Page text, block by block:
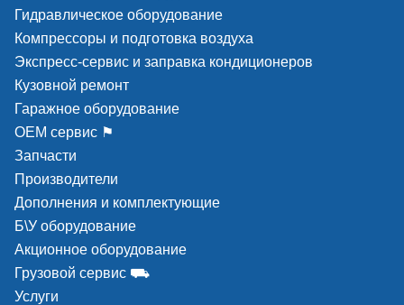
Гидравлическое оборудование
Компрессоры и подготовка воздуха
Экспресс-сервис и заправка кондиционеров
Кузовной ремонт
Гаражное оборудование
ОЕМ сервис ⚑
Запчасти
Производители
Дополнения и комплектующие
Б\У оборудование
Акционное оборудование
Грузовой сервис ⛟
Услуги